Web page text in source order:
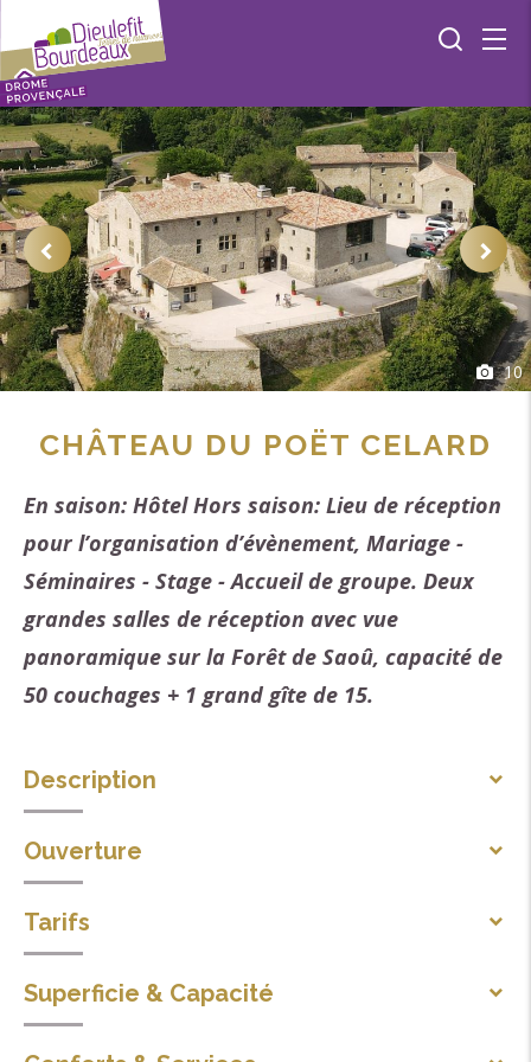
10
CHÂTEAU DU POËT CELARD
En saison: Hôtel Hors saison: Lieu de réception
pour l’organisation d’évènement, Mariage -
Séminaires - Stage - Accueil de groupe. Deux
grandes salles de réception avec vue
panoramique sur la Forêt de Saoû, capacité de
50 couchages + 1 grand gîte de 15.
Description
D'avril à octobre l'hôtel est ouvert au public. À partir
de la mi octobre, le Château du Poët Célard, accueille
uniquement les groupes pour des séjours de
découverte de la région, des fêtes entre amis ou en
famille, anniversaire, mariage... Vous pourrez passer
un séjour alliant patrimoine, confort et immersion
Ouverture
Du 01/04 au 10/10/2026 tous les jours.
A partir du 10 octobre réservation de groupe.
Tarifs
Chambre double : à partir de 110 €.
Superficie & Capacité
Nombre total de personnes : 50